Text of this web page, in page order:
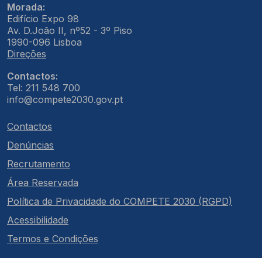
Morada:
Edifício Expo 98
Av. D.João II, nº52 - 3º Piso
1990-096 Lisboa
Direções
Contactos:
Tel: 211 548 700
info@compete2030.gov.pt
Contactos
Denúncias
Recrutamento
Área Reservada
Política de Privacidade do COMPETE 2030 (RGPD)
Acessibilidade
Termos e Condições